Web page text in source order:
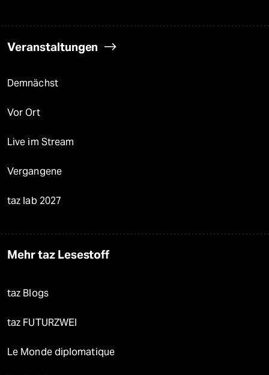
Veranstaltungen
Demnächst
Vor Ort
Live im Stream
Vergangene
taz lab 2027
Mehr taz Lesestoff
taz Blogs
taz FUTURZWEI
Le Monde diplomatique